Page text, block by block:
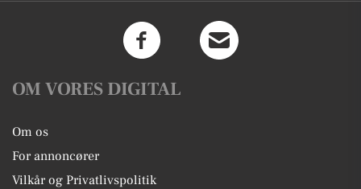
OM VORES DIGITAL
Om os
For annoncører
Vilkår og Privatlivspolitik